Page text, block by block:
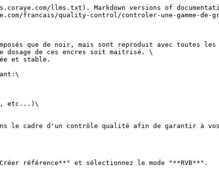
llms.txt). Markdown versions of
francais/quality-control/controler-une-gamme-de-
que de noir, mais sont reproduit avec toutes
de ces encres soit maitrisé. \
et stable.
etc...)\
le cadre d'un contrôle qualité afin de garantir à
référence**" et sélectionnez le mode "**RVB**".